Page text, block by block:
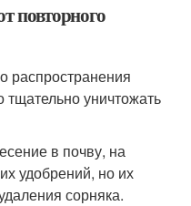
повторного
распространения
тщательно уничтожать
в почву, на
удобрений, но их
сорняка.